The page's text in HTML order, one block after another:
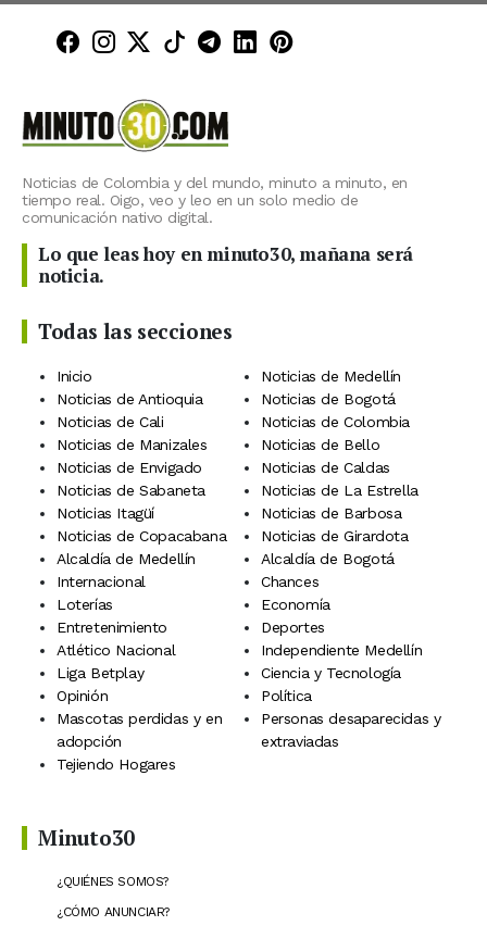
Minuto30 en Facebook
Minuto30 en Instagram
Minuto30 en X (Twitter)
Minuto30 en TikTok
Canal de Minuto30 en
Minuto30 en LinkedIn
Minuto30 en
Noticias de Colombia y del mundo, minuto a minuto, en
tiempo real. Oigo, veo y leo en un solo medio de
comunicación nativo digital.
Lo que leas hoy en minuto30, mañana será
noticia.
Todas las secciones
Inicio
Noticias de Medellín
Noticias de Antioquia
Noticias de Bogotá
Noticias de Cali
Noticias de Colombia
Noticias de Manizales
Noticias de Bello
Noticias de Envigado
Noticias de Caldas
Noticias de Sabaneta
Noticias de La Estrella
Noticias Itagüí
Noticias de Barbosa
Noticias de Copacabana
Noticias de Girardota
Alcaldía de Medellín
Alcaldía de Bogotá
Internacional
Chances
Loterías
Economía
Entretenimiento
Deportes
Atlético Nacional
Independiente Medellín
Liga Betplay
Ciencia y Tecnología
Opinión
Política
Mascotas perdidas y en
adopción
Personas desaparecidas y
extraviadas
Tejiendo Hogares
Minuto30
¿QUIÉNES SOMOS?
¿CÓMO ANUNCIAR?